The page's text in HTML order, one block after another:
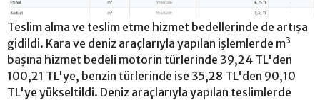
Teslim alma ve teslim etme hizmet bedellerinde de artışa
gidildi. Kara ve deniz araçlarıyla yapılan işlemlerde m³
başına hizmet bedeli motorin türlerinde 39,24 TL'den
100,21 TL'ye, benzin türlerinde ise 35,28 TL'den 90,10
TL'ye yükseltildi. Deniz araçlarıyla yapılan teslimlerde